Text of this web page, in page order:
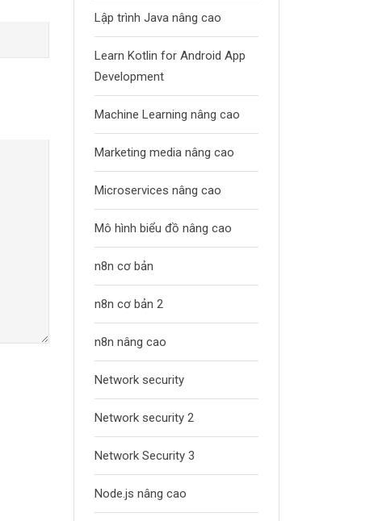
Lập trình Java nâng cao
Learn Kotlin for Android App
Development
Machine Learning nâng cao
Marketing media nâng cao
Microservices nâng cao
Mô hình biểu đồ nâng cao
n8n cơ bản
n8n cơ bản 2
n8n nâng cao
Network security
Network security 2
Network Security 3
Node.js nâng cao